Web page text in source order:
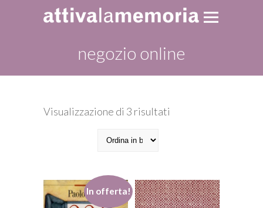
negozio online
Visualizzazione di 3 risultati
recente
In offerta!